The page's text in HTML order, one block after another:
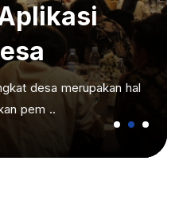
desa merupakan hal
pem ..